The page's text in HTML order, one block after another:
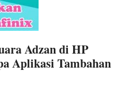
Adzan di HP
Aplikasi Tambahan